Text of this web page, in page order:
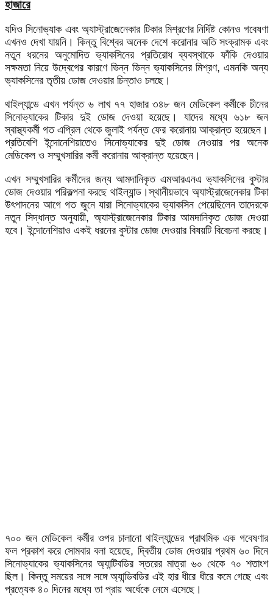
হাজারে
যদিও সিনোভ্যাক এবং অ্যাস্ট্রাজেনেকার টিকার মিশ্রণের নির্দিষ্ট কোনও গবেষণা
এখনও দেখা যায়নি। কিন্তু বিশ্বের অনেক দেশে করোনার অতি সংক্রামক এবং
নতুন ধরনের অনুমোদিত ভ্যাকসিনের প্রতিরোধ ব্যবস্থাকে ফাঁকি দেওয়ার
সক্ষমতা নিয়ে উদ্বেগের কারণে ভিন্ন ভিন্ন ভ্যাকসিনের মিশ্রণ, এমনকি অন্য
ভ্যাকসিনের তৃতীয় ডোজ দেওয়ার চিন্তাও চলছে।
থাইল্যান্ডে এখন পর্যন্ত ৬ লাখ ৭৭ হাজার ৩৪৮ জন মেডিকেল কর্মীকে চীনের
সিনোভ্যাকের টিকার দুই ডোজ দেওয়া হয়েছে। যাদের মধ্যে ৬১৮ জন
স্বাস্থ্যকর্মী গত এপ্রিল থেকে জুলাই পর্যন্ত ফের করোনায় আক্রান্ত হয়েছেন।
প্রতিবেশি ইন্দোনেশিয়াতেও সিনোভ্যাকের দুই ডোজ নেওয়ার পর অনেক
মেডিকেল ও সম্মুখসারির কর্মী করোনায় আক্রান্ত হয়েছেন।
এখন সম্মুখসারির কর্মীদের জন্য আমদানিকৃত এমআরএনএ ভ্যাকসিনের বুস্টার
ডোজ দেওয়ার পরিকল্পনা করছে থাইল্যান্ড।স্থানীয়ভাবে অ্যাস্ট্রাজেনেকার টিকা
উৎপাদনের আগে গত জুনে যারা সিনোভ্যাকের ভ্যাকসিন পেয়েছিলেন তাদেরকে
নতুন সিদ্ধান্ত অনুযায়ী, অ্যাস্ট্রাজেনেকার টিকার আমদানিকৃত ডোজ দেওয়া
হবে। ইন্দোনেশিয়াও একই ধরনের বুস্টার ডোজ দেওয়ার বিষয়টি বিবেচনা করছে।
৭০০ জন মেডিকেল কর্মীর ওপর চালানো থাইল্যান্ডের প্রাথমিক এক গবেষণার
ফল প্রকাশ করে সোমবার বলা হয়েছে, দ্বিতীয় ডোজ দেওয়ার প্রথম ৬০ দিনে
সিনোভ্যাকের ভ্যাকসিনের অ্যান্টিবডির স্তরের মাত্রা ৬০ থেকে ৭০ শতাংশ
ছিল। কিন্তু সময়ের সঙ্গে সঙ্গে অ্যান্ডিবডির এই হার ধীরে ধীরে কমে গেছে এবং
প্রত্যেক ৪০ দিনের মধ্যে তা প্রায় অর্ধেকে নেমে এসেছে।